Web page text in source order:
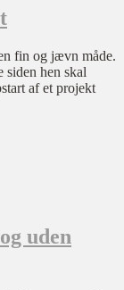
fin og jævn måde.
hen skal
af et projekt
uden